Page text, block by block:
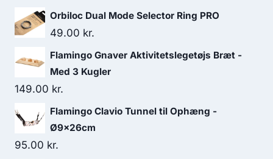
oprindelige
pris
113.75 kr..
aktuelle
Orbiloc Dual Mode Selector Ring PRO
49.00 kr.
Flamingo Gnaver Aktivitetslegetøjs Bræt -
Med 3 Kugler
149.00 kr.
Flamingo Clavio Tunnel til Ophæng -
Ø9x26cm
95.00 kr.